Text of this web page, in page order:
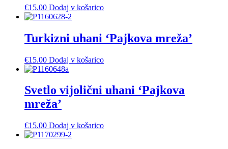
€15.00 Dodaj v košarico
Turkizni uhani ‘Pajkova mreža’
€15.00 Dodaj v košarico
Svetlo vijolični uhani ‘Pajkova
mreža’
€15.00 Dodaj v košarico